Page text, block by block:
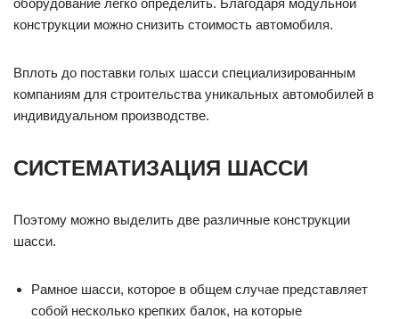
оборудование легко определить. Благодаря модульной
конструкции можно снизить стоимость автомобиля.
Вплоть до поставки голых шасси специализированным
компаниям для строительства уникальных автомобилей в
индивидуальном производстве.
СИСТЕМАТИЗАЦИЯ ШАССИ
Поэтому можно выделить две различные конструкции
шасси.
Рамное шасси, которое в общем случае представляет
собой несколько крепких балок, на которые